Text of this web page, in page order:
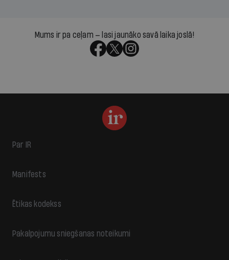
Mums ir pa ceļam — lasi jaunāko savā laika joslā!
Par IR
Manifests
Ētikas kodekss
Pakalpojumu sniegšanas noteikumi